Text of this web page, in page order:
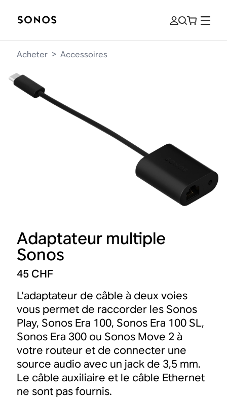
Acheter > Accessoires
Adaptateur multiple
Sonos
45 CHF
L'adaptateur de câble à deux voies
vous permet de raccorder les Sonos
Play, Sonos Era 100, Sonos Era 100 SL,
Sonos Era 300 ou Sonos Move 2 à
votre routeur et de connecter une
source audio avec un jack de 3,5 mm.
Le câble auxiliaire et le câble Ethernet
ne sont pas fournis.